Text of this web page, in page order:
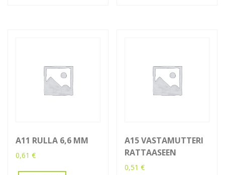
A11 RULLA 6,6 MM
0,61 €
A15 VASTAMUTTERI
RATTAASEEN
0,51€